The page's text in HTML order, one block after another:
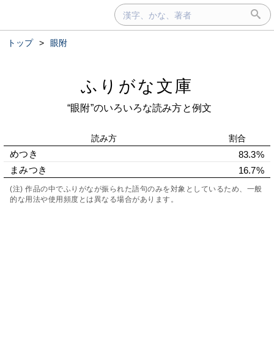
トップ > 眼附
ふりがな文庫
“眼附”のいろいろな読み方と例文
読み方 割合
めつき
83.3%
まみつき
16.7%
(注) 作品の中でふりがなが振られた語句のみを対象としているため、一般
的な用法や使用頻度とは異なる場合があります。